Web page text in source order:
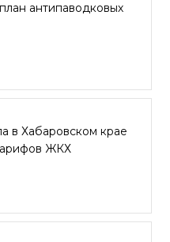
антипаводковых
в Хабаровском крае
ЖКХ